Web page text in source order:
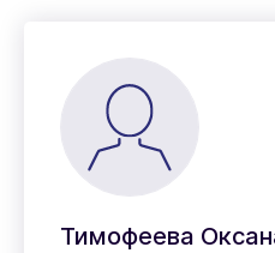
Тимофеева